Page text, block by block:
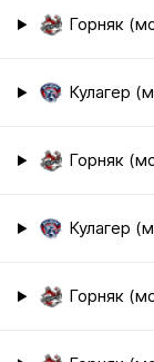
Горняк
Кулагер
Горняк
Кулагер
Горняк